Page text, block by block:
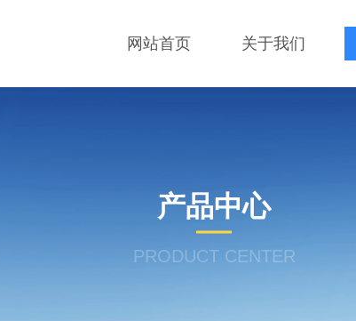
网站首页 关于我们
产品中心
PRODUCT CENTER